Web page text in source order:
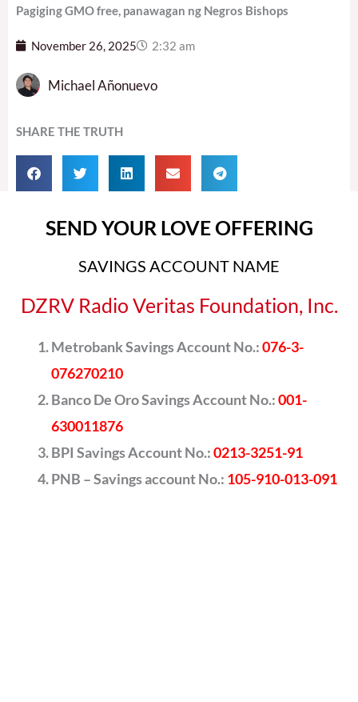
Pagiging GMO free, panawagan ng Negros Bishops
November 26, 2025 2:32 am
Michael Añonuevo
SHARE THE TRUTH
SEND YOUR LOVE OFFERING
SAVINGS ACCOUNT NAME
DZRV Radio Veritas Foundation, Inc.
Metrobank Savings Account No.:076-3-
076270210
Banco De Oro Savings Account No.:001-
630011876
BPI Savings Account No.:0213-3251-91
PNB – Savings account No.: 105-910-013-091